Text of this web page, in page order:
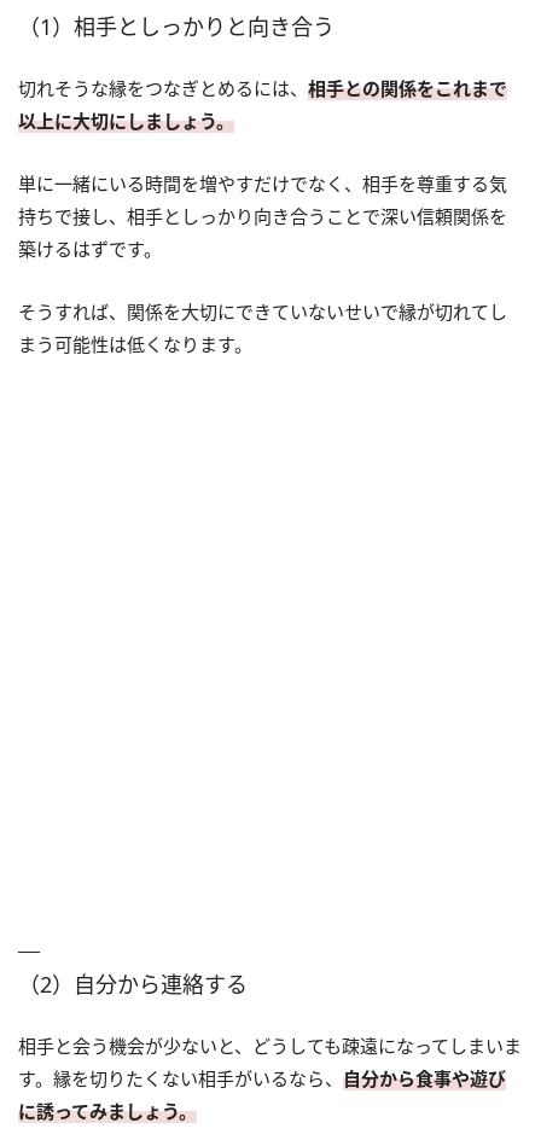
（1）相手としっかりと向き合う
切れそうな縁をつなぎとめるには、 相手との関係をこれまで
以上に大切にしましょう。
単に一緒にいる時間を増やすだけでなく、相手を尊重する気
持ちで接し、相手としっかり向き合うことで深い信頼関係を
築けるはずです。
そうすれば、関係を大切にできていないせいで縁が切れてし
まう可能性は低くなります。
（2）自分から連絡する
相手と会う機会が少ないと、どうしても疎遠になってしまいま
す。縁を切りたくない相手がいるなら、 自分から食事や遊び
に誘ってみましょう。